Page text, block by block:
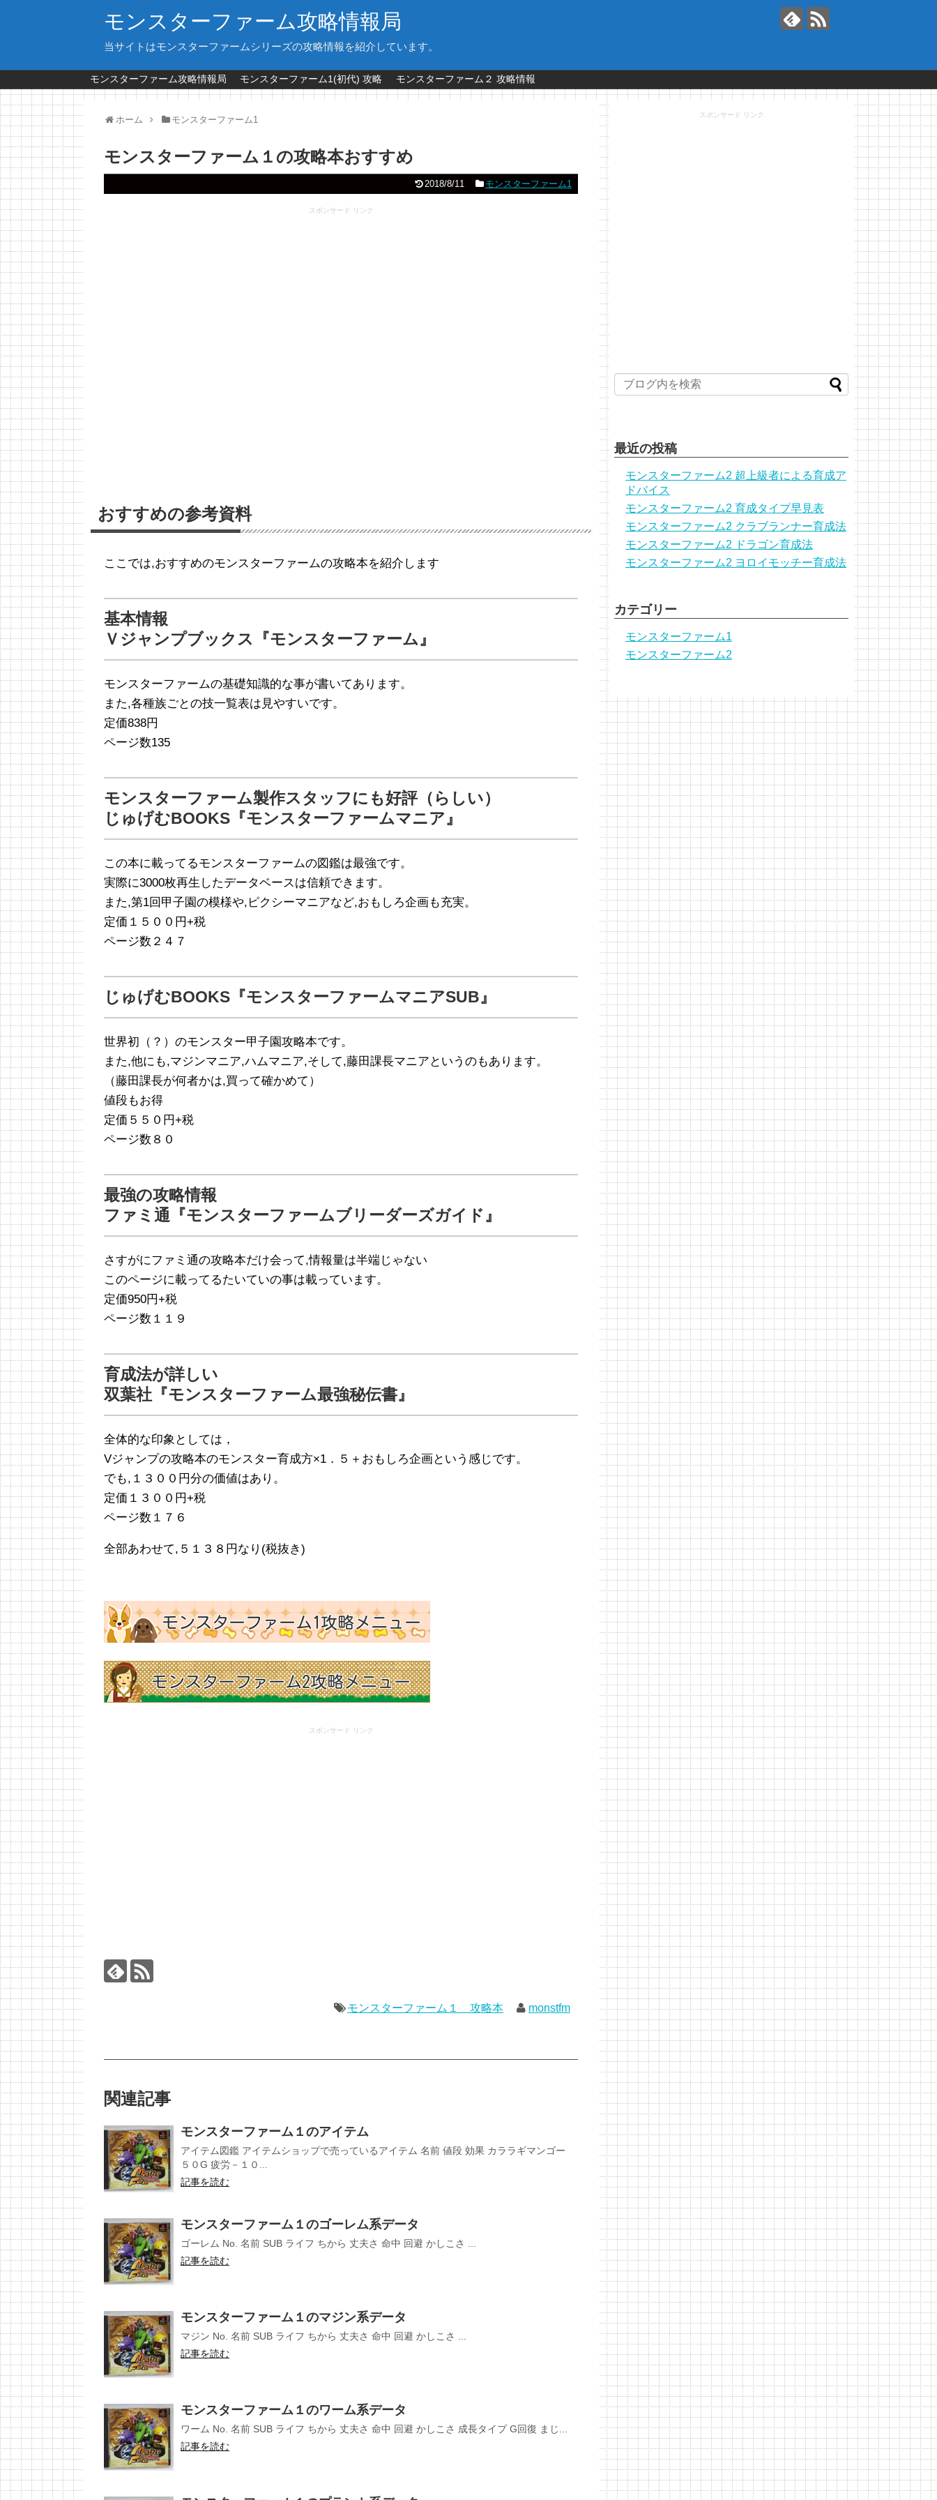
モンスターファーム攻略情報局
当サイトはモンスターファームシリーズの攻略情報を紹介しています。
モンスターファーム攻略情報局 モンスターファーム1(初代) 攻略 モンスターファーム２ 攻略情報
ホーム モンスターファーム1
モンスターファーム１の攻略本おすすめ
2018/8/11 モンスターファーム1
スポンサード リンク
おすすめの参考資料
ここでは,おすすめのモンスターファームの攻略本を紹介します
基本情報
Ｖジャンプブックス『モンスターファーム』
モンスターファームの基礎知識的な事が書いてあります。
また,各種族ごとの技一覧表は見やすいです。
定価838円
ページ数135
モンスターファーム製作スタッフにも好評（らしい）
じゅげむBOOKS『モンスターファームマニア』
この本に載ってるモンスターファームの図鑑は最強です。
実際に3000枚再生したデータベースは信頼できます。
また,第1回甲子園の模様や,ピクシーマニアなど,おもしろ企画も充実。
定価１５００円+税
ページ数２４７
じゅげむBOOKS『モンスターファームマニアSUB』
世界初（？）のモンスター甲子園攻略本です。
また,他にも,マジンマニア,ハムマニア,そして,藤田課長マニアというのもあります。
（藤田課長が何者かは,買って確かめて）
値段もお得
定価５５０円+税
ページ数８０
最強の攻略情報
ファミ通『モンスターファームブリーダーズガイド』
さすがにファミ通の攻略本だけ会って,情報量は半端じゃない
このページに載ってるたいていの事は載っています。
定価950円+税
ページ数１１９
育成法が詳しい
双葉社『モンスターファーム最強秘伝書』
全体的な印象としては，
Vジャンプの攻略本のモンスター育成方×1．５＋おもしろ企画という感じです。
でも,１３００円分の価値はあり。
定価１３００円+税
ページ数１７６
全部あわせて,５１３８円なり(税抜き)
スポンサード リンク
モンスターファーム１ 攻略本 monstfm
関連記事
モンスターファーム１のアイテム
アイテム図鑑 アイテムショップで売っているアイテム 名前 値段 効果 カララギマンゴー
５０G 疲労－１０...
記事を読む
モンスターファーム１のゴーレム系データ
ゴーレム No. 名前 SUB ライフ ちから 丈夫さ 命中 回避 かしこさ ...
記事を読む
モンスターファーム１のマジン系データ
マジン No. 名前 SUB ライフ ちから 丈夫さ 命中 回避 かしこさ ...
記事を読む
モンスターファーム１のワーム系データ
ワーム No. 名前 SUB ライフ ちから 丈夫さ 命中 回避 かしこさ 成長タイプ G回復 まじ...
記事を読む
スポンサード リンク
最近の投稿
モンスターファーム2 超上級者による育成ア
ドバイス
モンスターファーム2 育成タイプ早見表
モンスターファーム2 クラブランナー育成法
モンスターファーム2 ドラゴン育成法
モンスターファーム2 ヨロイモッチー育成法
カテゴリー
モンスターファーム1
モンスターファーム2